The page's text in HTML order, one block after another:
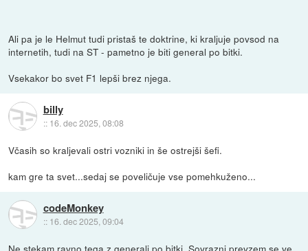
Ali pa je le Helmut tudi pristaš te doktrine, ki kraljuje povsod na
internetih, tudi na ST - pametno je biti general po bitki.
Vsekakor bo svet F1 lepši brez njega.
billy
:: 16. dec 2025, 08:08
Včasih so kraljevali ostri vozniki in še ostrejši šefi.
kam gre ta svet...sedaj se poveličuje vse pomehkuženo...
codeMonkey
:: 16. dec 2025, 09:04